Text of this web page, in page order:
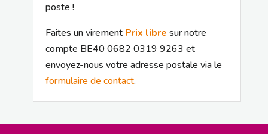
poste !
Faites un virement Prix libre sur notre
compte BE40 0682 0319 9263 et
envoyez-nous votre adresse postale via le
formulaire de contact.